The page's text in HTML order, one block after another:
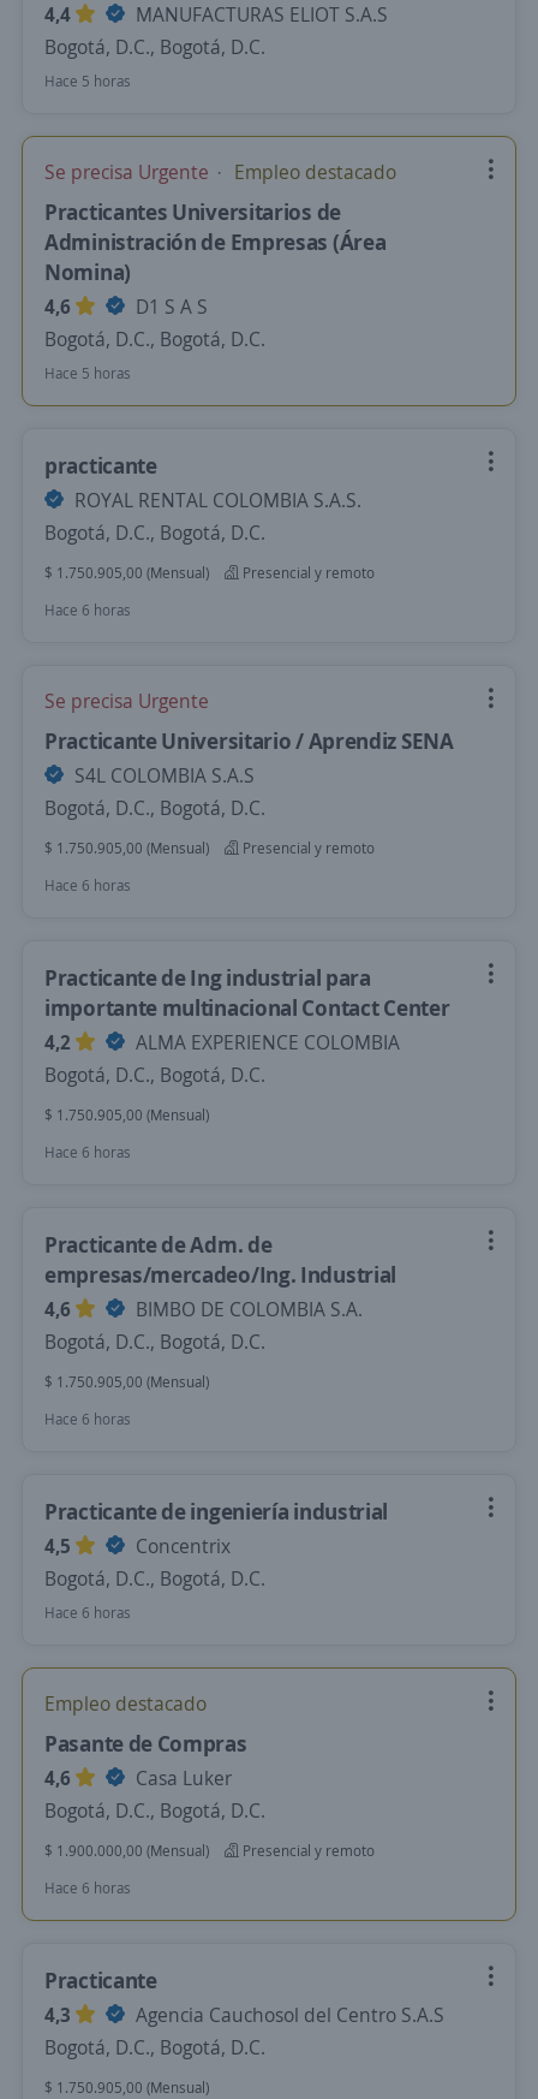
4,4
MANUFACTURAS ELIOT S.A.S
Bogotá, D.C., Bogotá, D.C.
Hace 5 horas
Se precisa Urgente Empleo destacado
Practicantes Universitarios de
Administración de Empresas (Área
Nomina)
4,6
D1 S A S
Bogotá, D.C., Bogotá, D.C.
Hace 5 horas
practicante
ROYAL RENTAL COLOMBIA S.A.S.
Bogotá, D.C., Bogotá, D.C.
$ 1.750.905,00 (Mensual)
Presencial y remoto
Hace 6 horas
Se precisa Urgente
Practicante Universitario / Aprendiz SENA
S4L COLOMBIA S.A.S
Bogotá, D.C., Bogotá, D.C.
$ 1.750.905,00 (Mensual)
Presencial y remoto
Hace 6 horas
Practicante de Ing industrial para
importante multinacional Contact Center
4,2
ALMA EXPERIENCE COLOMBIA
Bogotá, D.C., Bogotá, D.C.
$ 1.750.905,00 (Mensual)
Hace 6 horas
Practicante de Adm. de
empresas/mercadeo/Ing. Industrial
4,6
BIMBO DE COLOMBIA S.A.
Bogotá, D.C., Bogotá, D.C.
$ 1.750.905,00 (Mensual)
Hace 6 horas
Practicante de ingeniería industrial
4,5
Concentrix
Bogotá, D.C., Bogotá, D.C.
Hace 6 horas
Empleo destacado
Pasante de Compras
4,6
Casa Luker
Bogotá, D.C., Bogotá, D.C.
$ 1.900.000,00 (Mensual)
Presencial y remoto
Hace 6 horas
Practicante
4,3
Agencia Cauchosol del Centro S.A.S
Bogotá, D.C., Bogotá, D.C.
$ 1.750.905,00 (Mensual)